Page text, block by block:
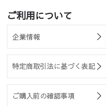
ご利用について
企業情報
特定商取引法に基づく表記
ご購入前の確認事項